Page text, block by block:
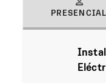
PRESENCIAL